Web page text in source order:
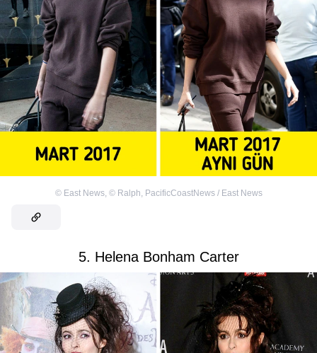
© East News, © Ralph, PacificCoastNews / East News
5. Helena Bonham Carter